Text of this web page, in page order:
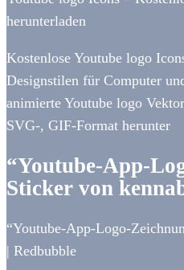
herunterladen
Kostenlose Youtube logo
Designstilen für Computer
animierte Youtube logo
SVG-, GIF-Format herunter
“Youtube-App-
Sticker von
“Youtube-App-Logo-
| Redbubble